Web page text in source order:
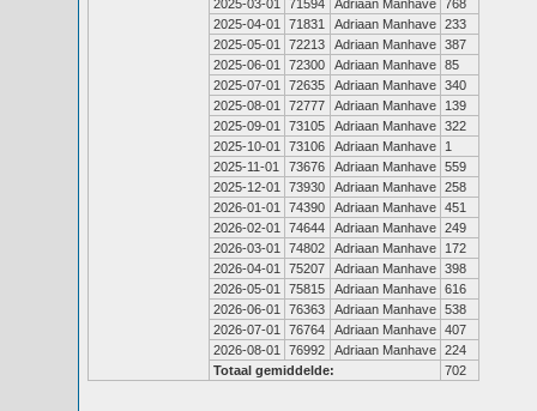
2025-03-01
71594 Adriaan Manhave 768
2025-04-01
71831 Adriaan Manhave 233
2025-05-01
72213 Adriaan Manhave 387
2025-06-01
72300 Adriaan Manhave 85
2025-07-01
72635 Adriaan Manhave 340
2025-08-01
72777 Adriaan Manhave
139
2025-09-01
73105 Adriaan Manhave 322
2025-10-01
73106 Adriaan Manhave
1
2025-11-01
73676 Adriaan Manhave 559
2025-12-01
73930 Adriaan Manhave 258
2026-01-01
74390 Adriaan Manhave 451
2026-02-01
74644 Adriaan Manhave 249
2026-03-01
74802 Adriaan Manhave
172
2026-04-01
75207 Adriaan Manhave 398
2026-05-01
75815 Adriaan Manhave 616
2026-06-01
76363 Adriaan Manhave 538
2026-07-01
76764 Adriaan Manhave 407
2026-08-01
76992 Adriaan Manhave 224
Totaal gemiddelde:
702